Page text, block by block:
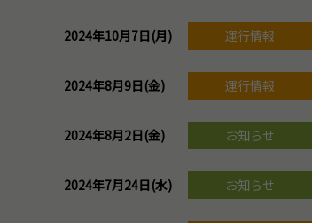
2024年10月7日(月) 運行情報
2024年8月9日(金) 運行情報
2024年8月2日(金) お知らせ
2024年7月24日(水) お知らせ